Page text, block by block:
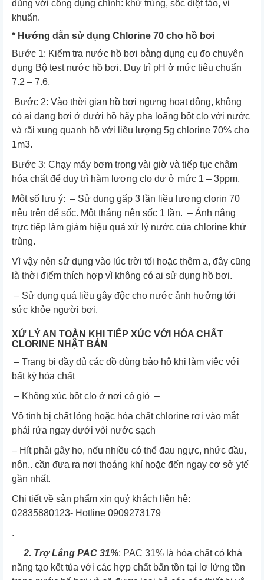
dùng với công dụng chính: khử trùng, sốc diệt tảo, vi
khuẩn.
* Hướng dẫn sử dụng Chlorine 70 cho hồ bơi
Bước 1: Kiểm tra nước hồ bơi bằng dụng cụ đo chuyên
dụng Bộ test nước hồ bơi. Duy trì pH ở mức tiêu chuẩn
7.2 – 7.6.
Bước 2: Vào thời gian hồ bơi ngưng hoạt động, không
có ai đang bơi ở dưới hồ hãy pha loãng bột clo với nước
và rãi xung quanh hồ với liều lượng 5g chlorine 70% cho
1m3.
Bước 3: Chạy máy bơm trong vài giờ và tiếp tục châm
hóa chất để duy trì hàm lượng clo dư ở mức 1 – 3ppm.
Một số lưu ý: – Sử dụng gấp 3 lần liều lượng clorin 70
nêu trên để sốc. Một tháng nên sốc 1 lần. – Ánh nắng
trực tiếp làm giảm hiệu quả xử lý nước của chlorine khử
trùng.
Vì vậy nên sử dụng vào lúc trời tối hoặc thêm a, đây cũng
là thời điểm thích hợp vì không có ai sử dụng hồ bơi.
– Sử dụng quá liều gây độc cho nước ảnh hưởng tới
sức khỏe người bơi.
XỬ LÝ AN TOÀN KHI TIẾP XÚC VỚI HÓA CHẤT
CLORINE NHẬT BẢN
– Trang bị đầy đủ các đồ dùng bảo hộ khi làm việc với
bất kỳ hóa chất
– Không xúc bột clo ở nơi có gió –
Vô tình bị chất lỏng hoặc hóa chất chlorine rơi vào mắt
phải rửa ngay dưới vòi nước sạch
– Hít phải gây ho, nếu nhiều có thể đau ngực, nhức đầu,
nôn.. cần đưa ra nơi thoáng khí hoặc đến ngay cơ sở ytế
gần nhất.
Chi tiết về sản phẩm xin quý khách liên hệ:
02835880123- Hotline 0909273179
.
2. Trợ Lắng PAC 31%: PAC 31% là hóa chất có khả
năng tạo kết tủa với các hợp chất bẩn tồn tại lơ lửng tồn